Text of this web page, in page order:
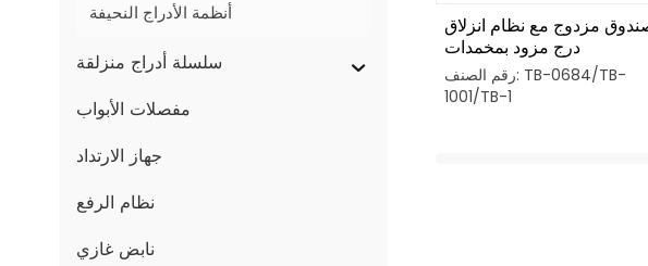
أنظمة الأدراج النحيفة
سلسلة أدراج منزلقة
مفصلات الأبواب
جهاز الارتداد
نظام الرفع
نابض غازي
مزدوج مع نظام انزلاق
درج مزود بمخمدات
رقم الصنف: TB-0684/TB-
1001/TB-1